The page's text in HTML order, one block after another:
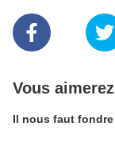
Vous
Il nous faut fondre